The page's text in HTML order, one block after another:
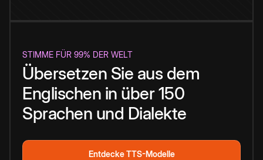
STIMME FÜR 99% DER WELT
Übersetzen Sie aus dem
Englischen in über 150
Sprachen und Dialekte
Entdecke TTS-Modelle